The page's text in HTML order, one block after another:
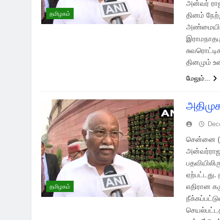
தமிழகம்
அன்வர்
தினம்
அண்மையில்
தினமும்
மேலும்...
தமிழகம்
சென்னை
எதிரான